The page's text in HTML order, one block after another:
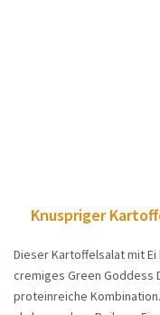
Knuspriger
Dieser Kartoffelsalat mit
cremiges Green Goddess
proteinreiche